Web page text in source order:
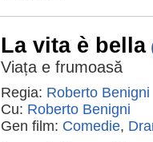
La vita è bella
Viața e frumoasă
Regia: Roberto Benigni
Cu: Roberto Benigni
Gen film: Comedie,